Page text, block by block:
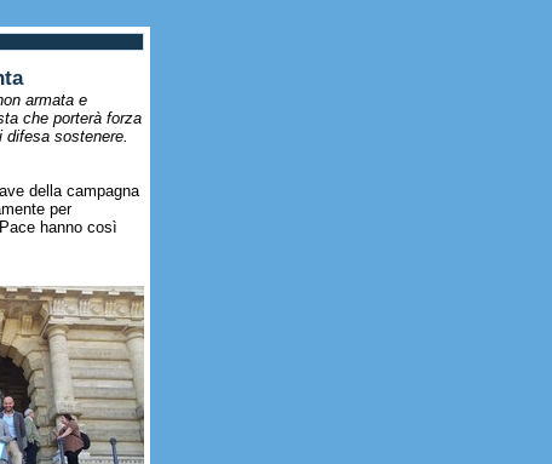
armata e
che porterà forza
sostenere.
della campagna
per
hanno così